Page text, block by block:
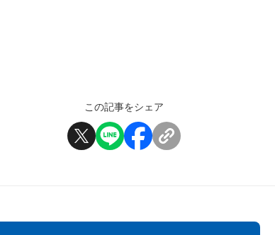
この記事をシェア